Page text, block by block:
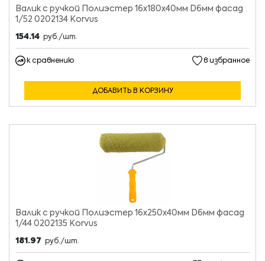
Валик с ручкой Полиэстер 16х180х40мм D6мм фасад
1/52 0202134 Korvus
154.14 руб./шт.
к сравнению в избранное
ДОБАВИТЬ В КОРЗИНУ
Валик с ручкой Полиэстер 16х250х40мм D6мм фасад
1/44 0202135 Korvus
181.97 руб./шт.